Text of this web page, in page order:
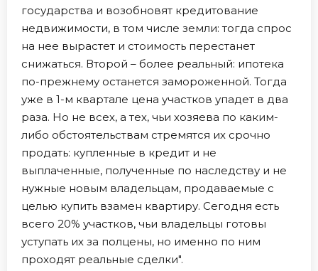
государства и возобновят кредитование
недвижимости, в том числе земли: тогда спрос
на нее вырастет и стоимость перестанет
снижаться. Второй – более реальный: ипотека
по-прежнему останется замороженной. Тогда
уже в 1-м квартале цена участков упадет в два
раза. Но не всех, а тех, чьи хозяева по каким-
либо обстоятельствам стремятся их срочно
продать: купленные в кредит и не
выплаченные, полученные по наследству и не
нужные новым владельцам, продаваемые с
целью купить взамен квартиру. Сегодня есть
всего 20% участков, чьи владельцы готовы
уступать их за полцены, но именно по ним
проходят реальные сделки".